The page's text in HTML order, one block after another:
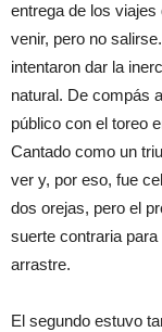
entrega de los
venir, pero no
intentaron dar la
natural. De compás
público con el toreo
Cantado como un
ver y, por eso, fue
dos orejas, pero el
suerte contraria
arrastre.
El segundo estuvo